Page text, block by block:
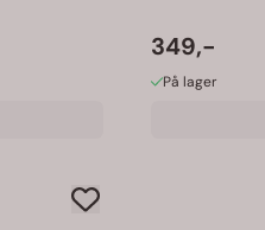
349,-
På lager